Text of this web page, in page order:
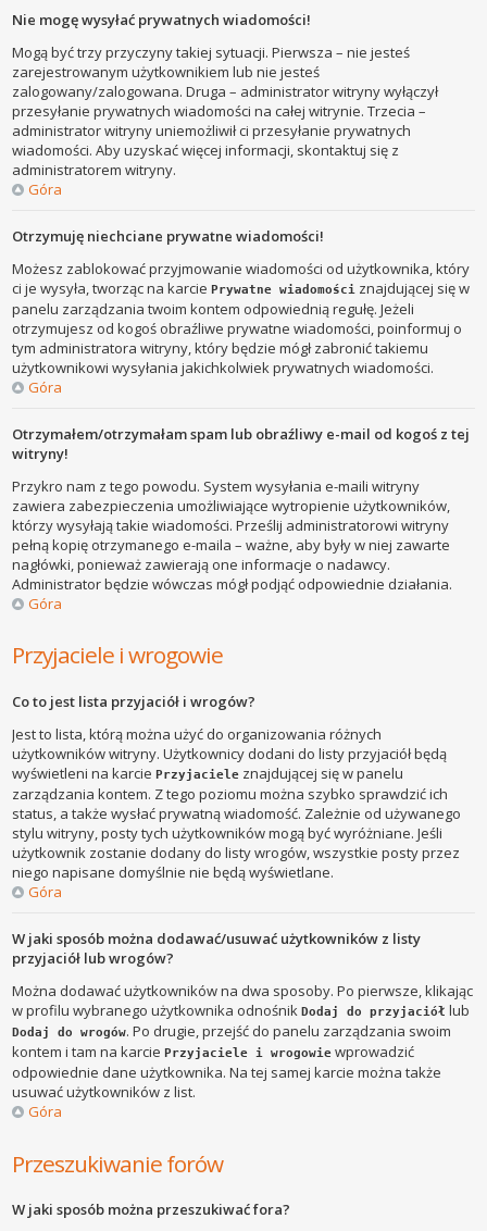
Nie mogę wysyłać prywatnych wiadomości!
Mogą być trzy przyczyny takiej sytuacji. Pierwsza – nie jesteś
zarejestrowanym użytkownikiem lub nie jesteś
zalogowany/zalogowana. Druga – administrator witryny wyłączył
przesyłanie prywatnych wiadomości na całej witrynie. Trzecia –
administrator witryny uniemożliwił ci przesyłanie prywatnych
wiadomości. Aby uzyskać więcej informacji, skontaktuj się z
administratorem witryny.
Góra
Otrzymuję niechciane prywatne wiadomości!
Możesz zablokować przyjmowanie wiadomości od użytkownika, który
ci je wysyła, tworząc na karciePrywatne wiadomości znajdującej się w
panelu zarządzania twoim kontem odpowiednią regułę. Jeżeli
otrzymujesz od kogoś obraźliwe prywatne wiadomości, poinformuj o
tym administratora witryny, który będzie mógł zabronić takiemu
użytkownikowi wysyłania jakichkolwiek prywatnych wiadomości.
Góra
Otrzymałem/otrzymałam spam lub obraźliwy e-mail od kogoś z tej
witryny!
Przykro nam z tego powodu. System wysyłania e-maili witryny
zawiera zabezpieczenia umożliwiające wytropienie użytkowników,
którzy wysyłają takie wiadomości. Prześlij administratorowi witryny
pełną kopię otrzymanego e-maila – ważne, aby były w niej zawarte
nagłówki, ponieważ zawierają one informacje o nadawcy.
Administrator będzie wówczas mógł podjąć odpowiednie działania.
Góra
Przyjaciele i wrogowie
Co to jest lista przyjaciół i wrogów?
Jest to lista, którą można użyć do organizowania różnych
użytkowników witryny. Użytkownicy dodani do listy przyjaciół będą
wyświetleni na karciePrzyjaciele znajdującej się w panelu
zarządzania kontem. Z tego poziomu można szybko sprawdzić ich
status, a także wysłać prywatną wiadomość. Zależnie od używanego
stylu witryny, posty tych użytkowników mogą być wyróżniane. Jeśli
użytkownik zostanie dodany do listy wrogów, wszystkie posty przez
niego napisane domyślnie nie będą wyświetlane.
Góra
W jaki sposób można dodawać/usuwać użytkowników z listy
przyjaciół lub wrogów?
Można dodawać użytkowników na dwa sposoby. Po pierwsze, klikając
w profilu wybranego użytkownika odnośnikDodaj do przyjaciół lub
Dodaj do wrogów. Po drugie, przejść do panelu zarządzania swoim
kontem i tam na karciePrzyjaciele i wrogowie wprowadzić
odpowiednie dane użytkownika. Na tej samej karcie można także
usuwać użytkowników z list.
Góra
Przeszukiwanie forów
W jaki sposób można przeszukiwać fora?